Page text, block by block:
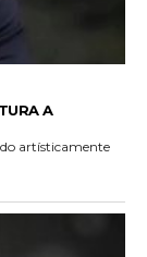
A
artísticamente